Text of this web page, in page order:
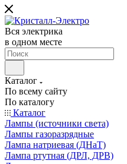
Вся электрика
в одном месте
Каталог
По всему сайту
По каталогу
Каталог
Лампы (источники света)
Лампы газоразрядные
Лампа натриевая (ДНаТ)
Лампа ртутная (ДРЛ, ДРВ)